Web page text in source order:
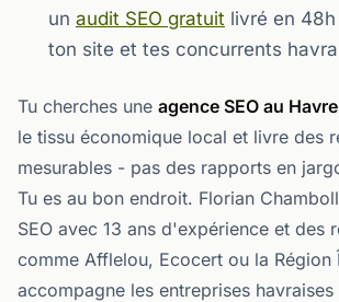
un audit SEO gratuit livré en
ton site et tes concurrents
Tu cherches une agence SEO au Havre
le tissu économique local et livre des
mesurables - pas des rapports en
Tu es au bon endroit. Florian
SEO avec 13 ans d'expérience et des
comme Afflelou, Ecocert ou la Région
accompagne les entreprises havraises